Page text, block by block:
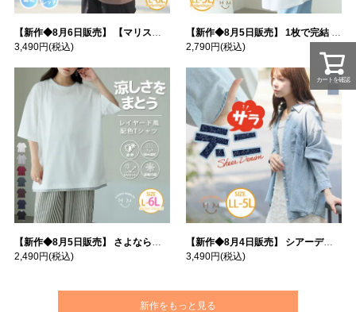
【新作◆8月6日販売】 【マリスポーツ】 運動初心者さんのための フード付き パーカー | 大きいサイズの通販ならハッピーマリリン
3,490円(税込)
【新作◆8月5日販売】 1枚で完結 袖口＆バック フハク使い トップス | 大きいサイズの通販ならハッピーマリリン
2,790円(税込)
【新作◆8月5日販売】 さよなら猛暑 涼しさを着る 遮熱 接触冷感 吸水・速乾 五分袖 コンフォートメッシュ 配色レイヤード 風ゆる Tシャツ | 大きいサイズの通販ならハッピーマリリン
2,490円(税込)
【新作◆8月4日販売】 シアーデニムで お洒落に肌隠し | 大きいサイズの通販ならハッピーマリリン
3,490円(税込)
新作をもっと見る
カートを確認